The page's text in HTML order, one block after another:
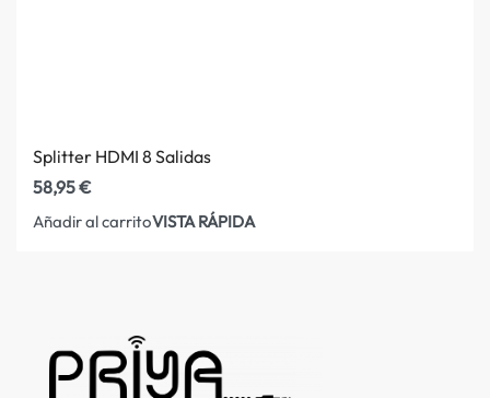
Splitter HDMI 8 Salidas
58,95€
Añadir al carritoVISTA RÁPIDA